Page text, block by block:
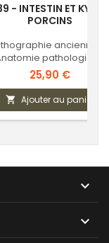
- INTESTIN ET
PORCINS
ancienne -
pathologique
vétérinaire
Prix
25,90 €
 Ajouter au panier

